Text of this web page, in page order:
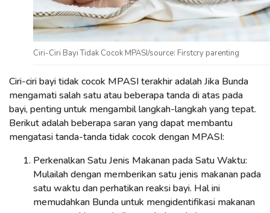
Ciri-Ciri Bayi Tidak Cocok MPASI/source: Firstcry parenting
Ciri-ciri bayi tidak cocok MPASI terakhir adalah Jika Bunda
mengamati salah satu atau beberapa tanda di atas pada
bayi, penting untuk mengambil langkah-langkah yang tepat.
Berikut adalah beberapa saran yang dapat membantu
mengatasi tanda-tanda tidak cocok dengan MPASI:
Perkenalkan Satu Jenis Makanan pada Satu Waktu:
Mulailah dengan memberikan satu jenis makanan pada
satu waktu dan perhatikan reaksi bayi. Hal ini
memudahkan Bunda untuk mengidentifikasi makanan